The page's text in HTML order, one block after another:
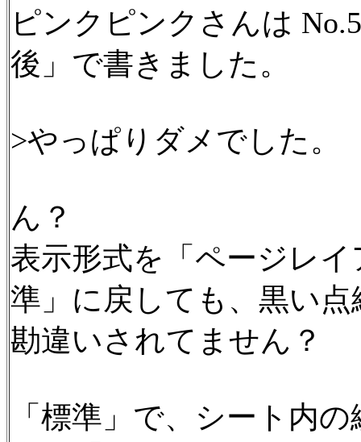
ピンクピンクさんは
後」で書きました。
>やっぱりダメでした。
ん？
表示形式を「ページレ
準」に戻しても、黒い
勘違いされてません？
「標準」で、シート内